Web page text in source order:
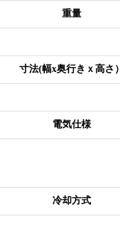
重量
寸法(幅x奥行きｘ高さ）
電気仕様
冷却方式